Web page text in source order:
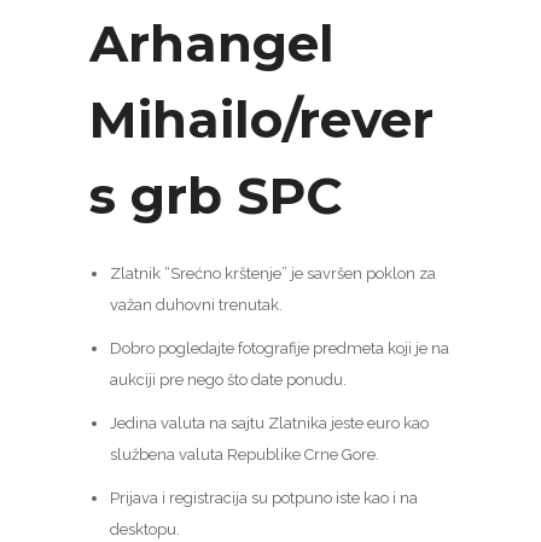
Arhangel
Mihailo/rever
s grb SPC
Zlatnik “Srećno krštenje” je savršen poklon za
važan duhovni trenutak.
Dobro pogledajte fotografije predmeta koji je na
aukciji pre nego što date ponudu.
Jedina valuta na sajtu Zlatnika jeste euro kao
službena valuta Republike Crne Gore.
Prijava i registracija su potpuno iste kao i na
desktopu.